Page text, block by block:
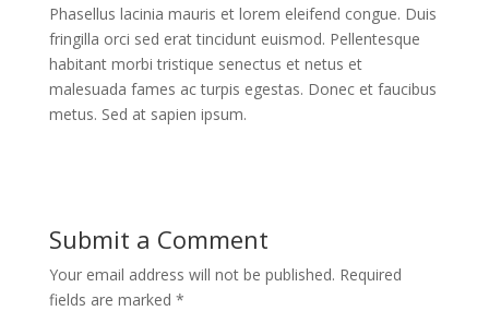
Phasellus lacinia mauris et lorem eleifend congue. Duis
fringilla orci sed erat tincidunt euismod. Pellentesque
habitant morbi tristique senectus et netus et
malesuada fames ac turpis egestas. Donec et faucibus
metus. Sed at sapien ipsum.
Submit a Comment
Your email address will not be published. Required
fields are marked *